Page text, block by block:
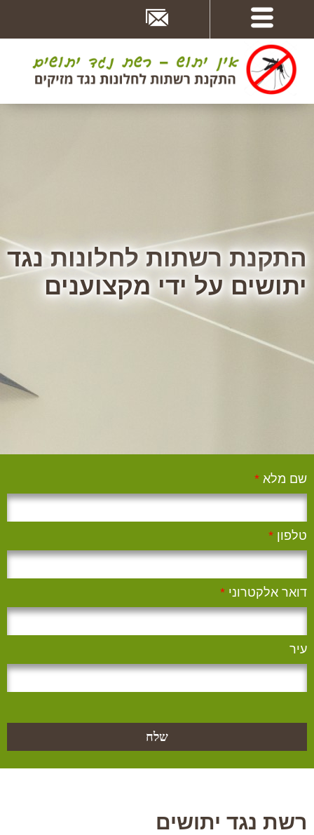
העמוד
התקנת רשתות נגד יתושים
ומזיקים שונים
התקנת רשתות לחלונות נגד
יתושים על ידי מקצוענים
שם מלא *
טלפון *
דואר אלקטרוני *
עיר
שלח
רשת נגד יתושים